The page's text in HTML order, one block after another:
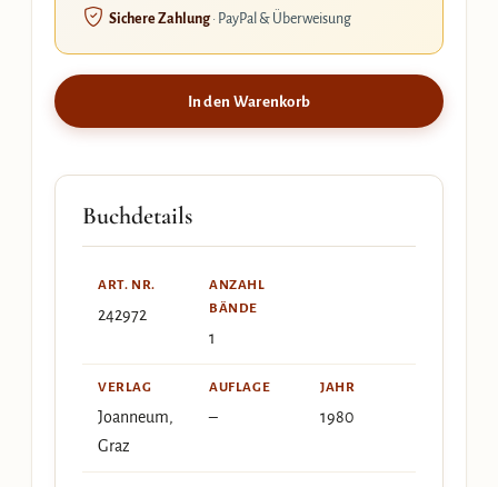
Sichere Zahlung· PayPal & Überweisung
In den Warenkorb
Buchdetails
ART. NR.
242972
ANZAHL
BÄNDE
1
VERLAG
Joanneum,
Graz
AUFLAGE
–
JAHR
1980